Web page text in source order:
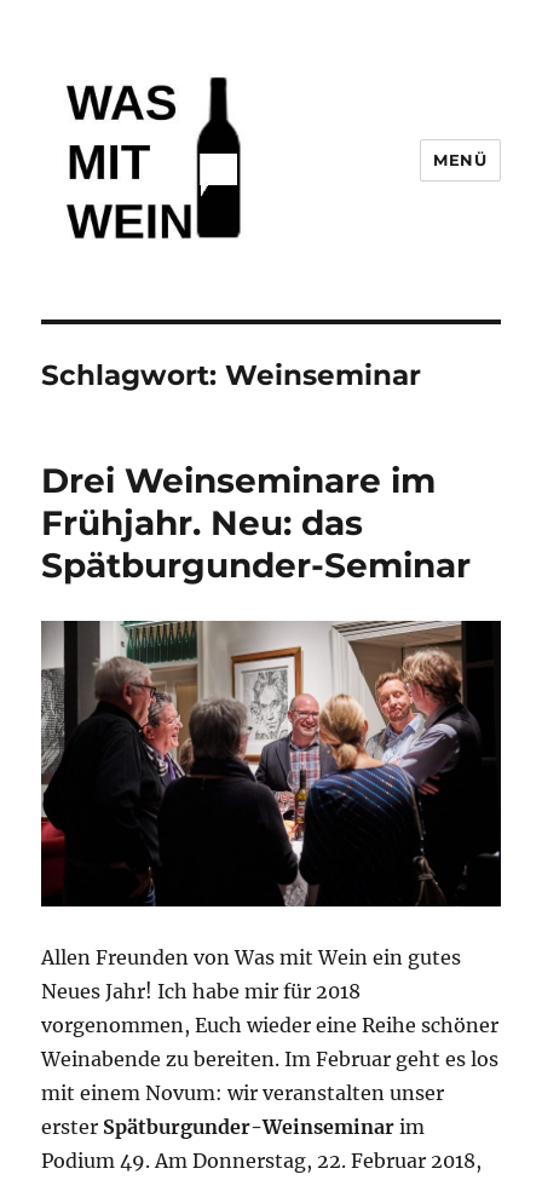
MENÜ
Schlagwort:Weinseminar
Drei Weinseminare im
Frühjahr. Neu: das
Spätburgunder-Seminar
Allen Freunden von Was mit Wein ein gutes
Neues Jahr! Ich habe mir für 2018
vorgenommen, Euch wieder eine Reihe schöner
Weinabende zu bereiten. Im Februar geht es los
mit einem Novum: wir veranstalten unser
erster Spätburgunder-Weinseminar im
Podium 49. Am Donnerstag, 22. Februar 2018,